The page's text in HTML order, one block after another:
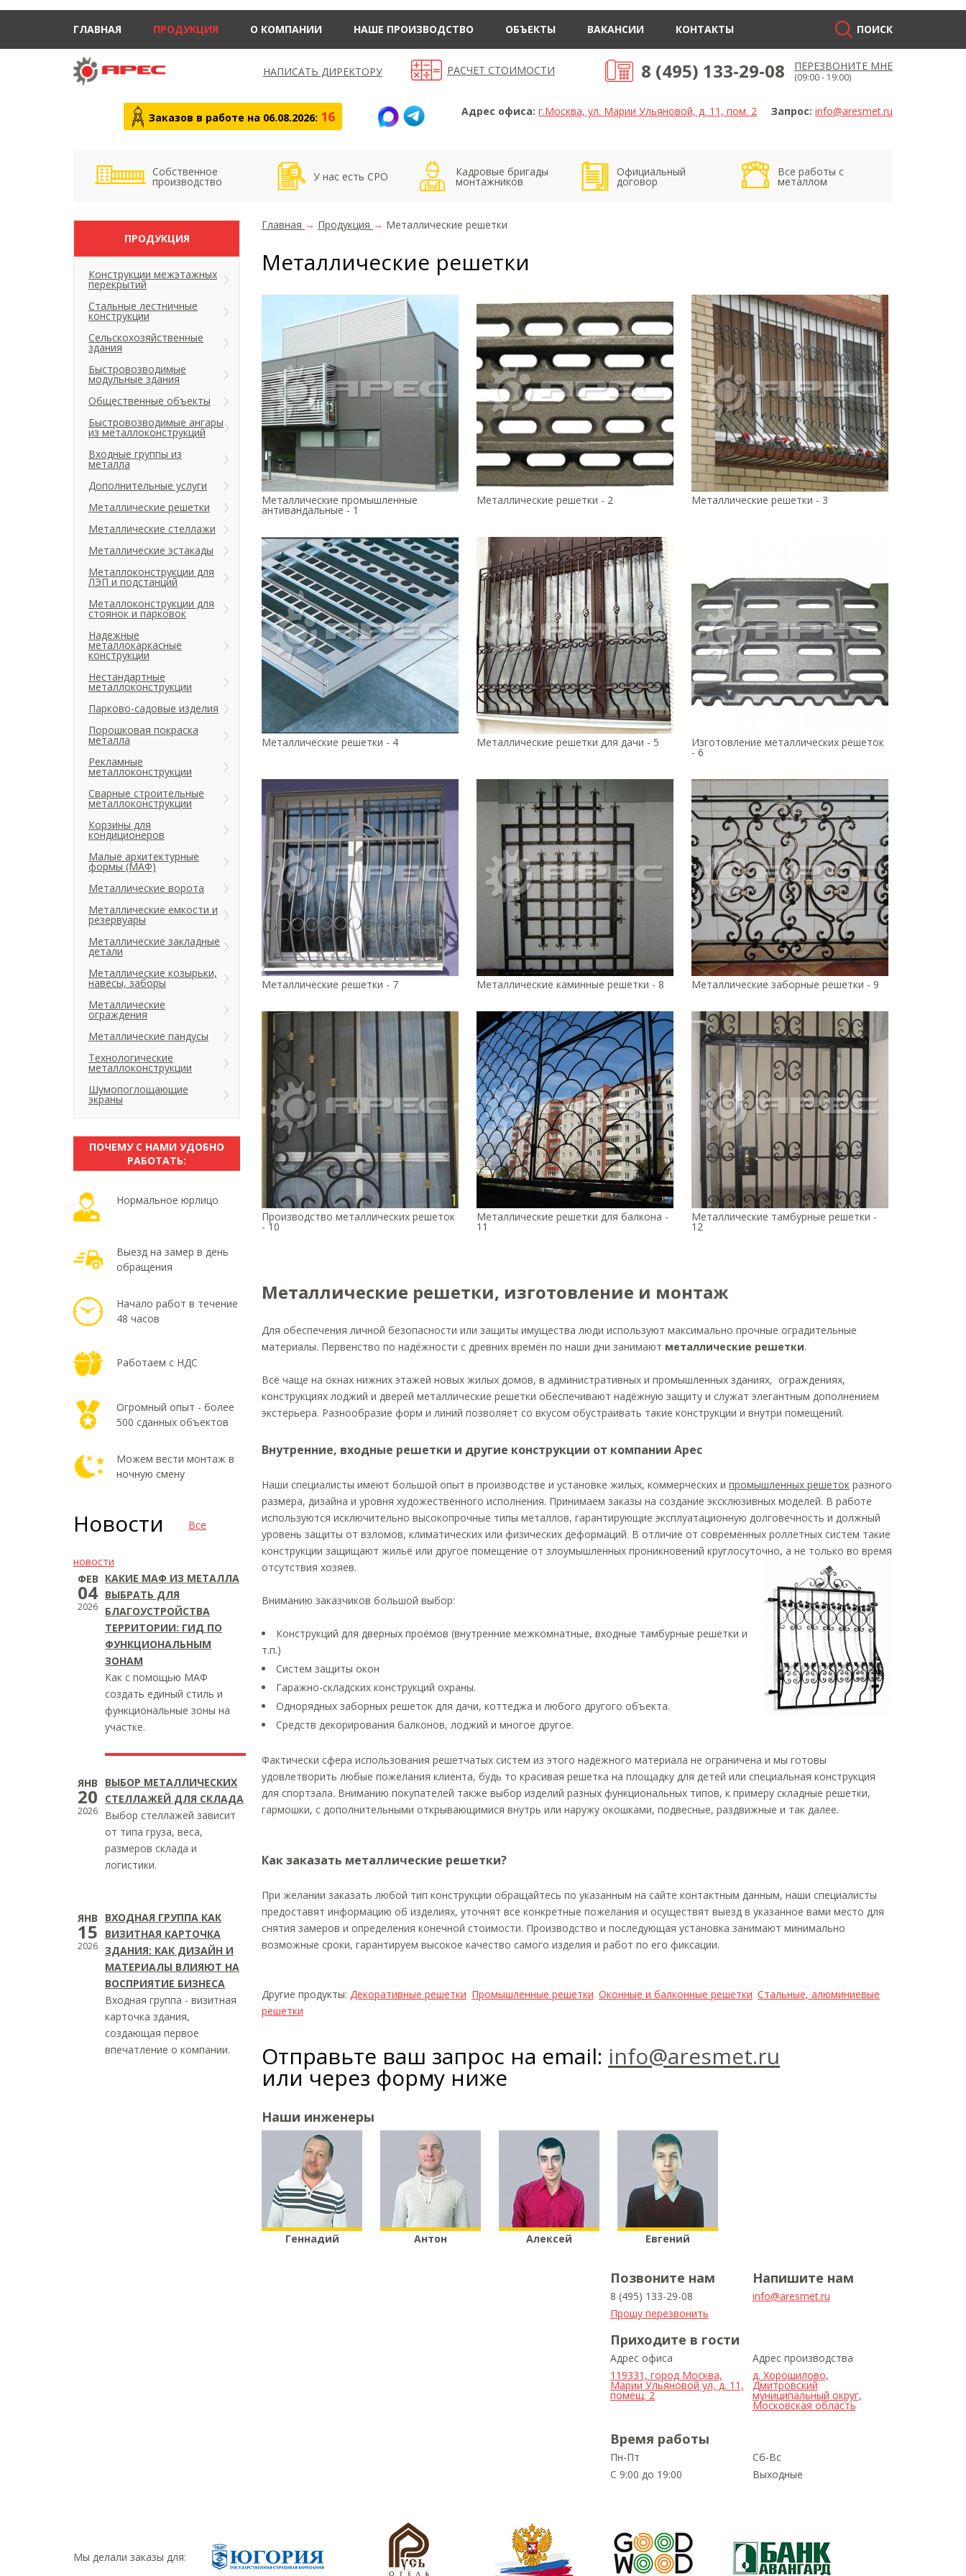
ГЛАВНАЯ ПРОДУКЦИЯ О КОМПАНИИ НАШЕ ПРОИЗВОДСТВО ОБЪЕКТЫ ВАКАНСИИ КОНТАКТЫ ПОИСК
НАПИСАТЬ ДИРЕКТОРУ РАСЧЕТ СТОИМОСТИ 8 (495) 133-29-08 ПЕРЕЗВОНИТЕ МНЕ
(09:00 - 19:00)
Адрес офиса: г.Москва, ул. Марии Ульяновой, д. 11, пом. 2 Запрос: info@aresmet.ru
Заказов в работе на 06.08.2026: 16
Собственное
производство У нас есть СРО Кадровые бригады
монтажников
Официальный
договор
Все работы с
металлом
Главная → Продукция → Металлические решетки
Металлические решетки
Металлические промышленные
антивандальные - 1
Металлические решетки - 2 Металлические решетки - 3
Металлические решетки - 4 Металлические решетки для дачи - 5 Изготовление металлических решеток
- 6
Металлические решетки - 7 Металлические каминные решетки - 8 Металлические заборные решетки - 9
Производство металлических решеток
- 10
Металлические решетки для балкона -
11
Металлические тамбурные решетки -
12
Металлические решетки, изготовление и монтаж
Для обеспечения личной безопасности или защиты имущества люди используют максимально прочные оградительные
материалы. Первенство по надёжности с древних времён по наши дни занимают металлические решетки.
Всё чаще на окнах нижних этажей новых жилых домов, в административных и промышленных зданиях, ограждениях,
конструкциях лоджий и дверей металлические решетки обеспечивают надёжную защиту и служат элегантным дополнением
экстерьера. Разнообразие форм и линий позволяет со вкусом обустраивать такие конструкции и внутри помещений.
Внутренние, входные решетки и другие конструкции от компании Арес
Наши специалисты имеют большой опыт в производстве и установке жилых, коммерческих и промышленных решеток разного
размера, дизайна и уровня художественного исполнения. Принимаем заказы на создание эксклюзивных моделей. В работе
используются исключительно высокопрочные типы металлов, гарантирующие эксплуатационную долговечность и должный
уровень защиты от взломов, климатических или физических деформаций. В отличие от современных роллетных систем такие
конструкции защищают жильё или другое помещение от злоумышленных проникновений круглосуточно, а не только во время
отсутствия хозяев.
Вниманию заказчиков большой выбор:
Конструкций для дверных проёмов (внутренние межкомнатные, входные тамбурные решетки и
т.п.)
Систем защиты окон
Гаражно-складских конструкций охраны.
Однорядных заборных решеток для дачи, коттеджа и любого другого объекта.
Средств декорирования балконов, лоджий и многое другое.
Фактически сфера использования решетчатых систем из этого надёжного материала не ограничена и мы готовы
удовлетворить любые пожелания клиента, будь то красивая решетка на площадку для детей или специальная конструкция
для спортзала. Вниманию покупателей также выбор изделий разных функциональных типов, к примеру складные решетки,
гармошки, с дополнительными открывающимися внутрь или наружу окошками, подвесные, раздвижные и так далее.
Как заказать металлические решетки?
При желании заказать любой тип конструкции обращайтесь по указанным на сайте контактным данным, наши специалисты
предоставят информацию об изделиях, уточнят все конкретные пожелания и осуществят выезд в указанное вами место для
снятия замеров и определения конечной стоимости. Производство и последующая установка занимают минимально
возможные сроки, гарантируем высокое качество самого изделия и работ по его фиксации.
Другие продукты: Декоративные решетки Промышленные решетки Оконные и балконные решетки Стальные, алюминиевые
решетки
Отправьте ваш запрос на email: info@aresmet.ru
или через форму ниже
Наши инженеры
Геннадий Антон Алексей Евгений
Позвоните нам
8 (495) 133-29-08
Прошу перезвонить
Напишите нам
info@aresmet.ru
Приходите в гости
Адрес офиса
119331, город Москва,
Марии Ульяновой ул, д. 11,
помещ. 2
Адрес производства
д. Хорошилово,
Дмитровский
муниципальный округ,
Московская область
Время работы
Пн-Пт
С 9:00 до 19:00
Сб-Вс
Выходные
ПРОДУКЦИЯ
Конструкции межэтажных
перекрытий
Стальные лестничные
конструкции
Сельскохозяйственные
здания
Быстровозводимые
модульные здания
Общественные объекты
Быстровозводимые ангары
из металлоконструкций
Входные группы из
металла
Дополнительные услуги
Металлические решетки
Металлические стеллажи
Металлические эстакады
Металлоконструкции для
ЛЭП и подстанций
Металлоконструкции для
стоянок и парковок
Надежные
металлокаркасные
конструкции
Нестандартные
металлоконструкции
Парково-садовые изделия
Порошковая покраска
металла
Рекламные
металлоконструкции
Сварные строительные
металлоконструкции
Корзины для
кондиционеров
Малые архитектурные
формы (МАФ)
Металлические ворота
Металлические емкости и
резервуары
Металлические закладные
детали
Металлические козырьки,
навесы, заборы
Металлические
ограждения
Металлические пандусы
Технологические
металлоконструкции
Шумопоглощающие
экраны
ПОЧЕМУ С НАМИ УДОБНО
РАБОТАТЬ:
Нормальное юрлицо
Выезд на замер в день
обращения
Начало работ в течение
48 часов
Работаем с НДС
Огромный опыт - более
500 сданных объектов
Можем вести монтаж в
ночную смену
Новости Все
новости
ФЕВ
04
2026
КАКИЕ МАФ ИЗ МЕТАЛЛА
ВЫБРАТЬ ДЛЯ
БЛАГОУСТРОЙСТВА
ТЕРРИТОРИИ: ГИД ПО
ФУНКЦИОНАЛЬНЫМ
ЗОНАМ
Как с помощью МАФ
создать единый стиль и
функциональные зоны на
участке.
ЯНВ
20
2026
ВЫБОР МЕТАЛЛИЧЕСКИХ
СТЕЛЛАЖЕЙ ДЛЯ СКЛАДА
Выбор стеллажей зависит
от типа груза, веса,
размеров склада и
логистики.
ЯНВ
15
2026
ВХОДНАЯ ГРУППА КАК
ВИЗИТНАЯ КАРТОЧКА
ЗДАНИЯ: КАК ДИЗАЙН И
МАТЕРИАЛЫ ВЛИЯЮТ НА
ВОСПРИЯТИЕ БИЗНЕСА
Входная группа - визитная
карточка здания,
создающая первое
впечатление о компании.
Мы делали заказы для: